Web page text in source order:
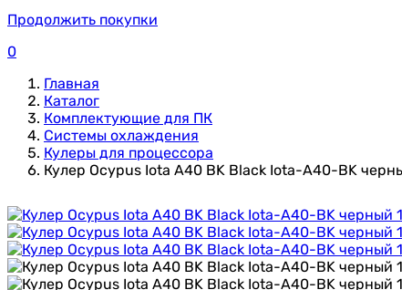
Продолжить покупки
0
Главная
Каталог
Комплектующие для ПК
Системы охлаждения
Кулеры для процессора
Кулер Ocypus Iota A40 BK Black Iota-A40-BK